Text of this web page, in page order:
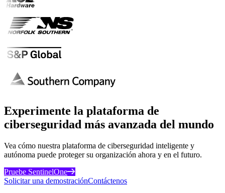
Experimente la plataforma de
ciberseguridad más avanzada del mundo
Vea cómo nuestra plataforma de ciberseguridad inteligente y
autónoma puede proteger su organización ahora y en el futuro.
Pruebe SentinelOne
Solicitar una demostraciónContáctenos